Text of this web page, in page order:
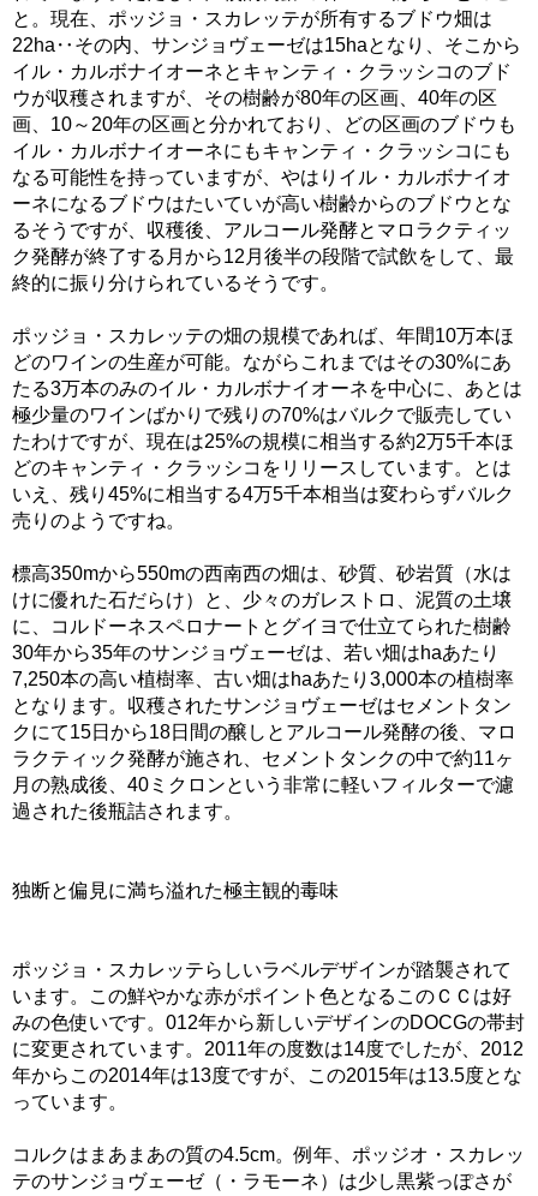
と。現在、ポッジョ・スカレッテが所有するブドウ畑は
22ha‥その内、サンジョヴェーゼは15haとなり、そこから
イル・カルボナイオーネとキャンティ・クラッシコのブド
ウが収穫されますが、その樹齢が80年の区画、40年の区
画、10～20年の区画と分かれており、どの区画のブドウも
イル・カルボナイオーネにもキャンティ・クラッシコにも
なる可能性を持っていますが、やはりイル・カルボナイオ
ーネになるブドウはたいていが高い樹齢からのブドウとな
るそうですが、収穫後、アルコール発酵とマロラクティッ
ク発酵が終了する月から12月後半の段階で試飲をして、最
終的に振り分けられているそうです。
ポッジョ・スカレッテの畑の規模であれば、年間10万本ほ
どのワインの生産が可能。ながらこれまではその30%にあ
たる3万本のみのイル・カルボナイオーネを中心に、あとは
極少量のワインばかりで残りの70%はバルクで販売してい
たわけですが、現在は25%の規模に相当する約2万5千本ほ
どのキャンティ・クラッシコをリリースしています。とは
いえ、残り45%に相当する4万5千本相当は変わらずバルク
売りのようですね。
標高350mから550mの西南西の畑は、砂質、砂岩質（水は
けに優れた石だらけ）と、少々のガレストロ、泥質の土壌
に、コルドーネスペロナートとグイヨで仕立てられた樹齢
30年から35年のサンジョヴェーゼは、若い畑はhaあたり
7,250本の高い植樹率、古い畑はhaあたり3,000本の植樹率
となります。収穫されたサンジョヴェーゼはセメントタン
クにて15日から18日間の醸しとアルコール発酵の後、マロ
ラクティック発酵が施され、セメントタンクの中で約11ヶ
月の熟成後、40ミクロンという非常に軽いフィルターで濾
過された後瓶詰されます。
独断と偏見に満ち溢れた極主観的毒味
ポッジョ・スカレッテらしいラベルデザインが踏襲されて
います。この鮮やかな赤がポイント色となるこのＣＣは好
みの色使いです。012年から新しいデザインのDOCGの帯封
に変更されています。2011年の度数は14度でしたが、2012
年からこの2014年は13度ですが、この2015年は13.5度とな
っています。
コルクはまあまあの質の4.5cm。例年、ポッジオ・スカレッ
テのサンジョヴェーゼ（・ラモーネ）は少し黒紫っぽさが